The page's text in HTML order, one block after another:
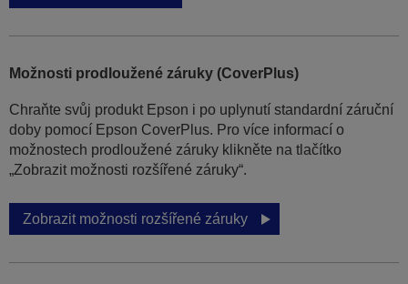
Možnosti prodloužené záruky (CoverPlus)
Chraňte svůj produkt Epson i po uplynutí standardní záruční
doby pomocí Epson CoverPlus. Pro více informací o
možnostech prodloužené záruky klikněte na tlačítko
„Zobrazit možnosti rozšířené záruky“.
Zobrazit možnosti rozšířené záruky